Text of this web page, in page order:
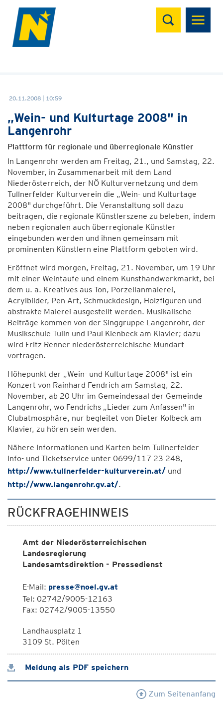
Suchen
20.11.2008 | 10:59
„Wein- und Kulturtage 2008" in
Langenrohr
Plattform für regionale und überregionale Künstler
In Langenrohr werden am Freitag, 21., und Samstag, 22.
November, in Zusammenarbeit mit dem Land
Niederösterreich, der NÖ Kulturvernetzung und dem
Tullnerfelder Kulturverein die „Wein- und Kulturtage
2008" durchgeführt. Die Veranstaltung soll dazu
beitragen, die regionale Künstlerszene zu beleben, indem
neben regionalen auch überregionale Künstler
eingebunden werden und ihnen gemeinsam mit
prominenten Künstlern eine Plattform geboten wird.
Eröffnet wird morgen, Freitag, 21. November, um 19 Uhr
mit einer Weintaufe und einem Kunsthandwerkmarkt, bei
dem u. a. Kreatives aus Ton, Porzellanmalerei,
Acrylbilder, Pen Art, Schmuckdesign, Holzfiguren und
abstrakte Malerei ausgestellt werden. Musikalische
Beiträge kommen von der Singgruppe Langenrohr, der
Musikschule Tulln und Paul Kienbeck am Klavier; dazu
wird Fritz Renner niederösterreichische Mundart
vortragen.
Höhepunkt der „Wein- und Kulturtage 2008" ist ein
Konzert von Rainhard Fendrich am Samstag, 22.
November, ab 20 Uhr im Gemeindesaal der Gemeinde
Langenrohr, wo Fendrichs „Lieder zum Anfassen" in
Clubatmosphäre, nur begleitet von Dieter Kolbeck am
Klavier, zu hören sein werden.
Nähere Informationen und Karten beim Tullnerfelder
Info- und Ticketservice unter 0699/117 23 248,
http://www.tullnerfelder-kulturverein.at/ und
http://www.langenrohr.gv.at/.
RÜCKFRAGEHINWEIS
Amt der Niederösterreichischen
Landesregierung
Landesamtsdirektion - Pressedienst
E-Mail: presse@noel.gv.at
Tel: 02742/9005-12163
Fax: 02742/9005-13550
Landhausplatz 1
3109 St. Pölten
Meldung als PDF speichern
Zum Seitenanfang